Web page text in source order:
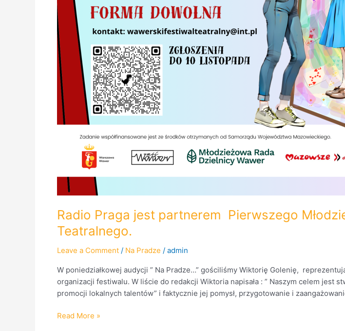
Radio Praga jest partnerem Pierwszego
Teatralnego.
Leave a Comment / Na Pradze / admin
W poniedziałkowej audycji ” Na Pradze…” gościliśmy Wiktorię Golenię,
organizacji festiwalu. W liście do redakcji Wiktoria napisała : ” Naszym celem
promocji lokalnych talentów” i faktycznie jej pomysł, przygotowanie i
Read More »